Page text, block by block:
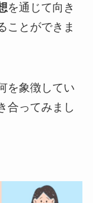
を通じて向き
ことができま
を象徴してい
合ってみまし